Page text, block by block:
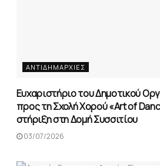
ΑΝΤΙΔΗΜΑΡΧΊΕΣ
Ευχαριστήριο του Δημοτικού
προς τη Σχολή Χορού «Art of
στήριξη στη Δομή Συσσιτίου
03/07/2026